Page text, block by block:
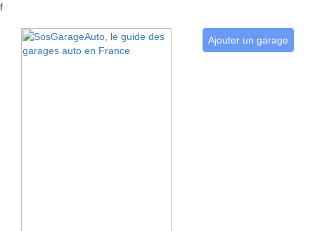
f
Ajouter un garage